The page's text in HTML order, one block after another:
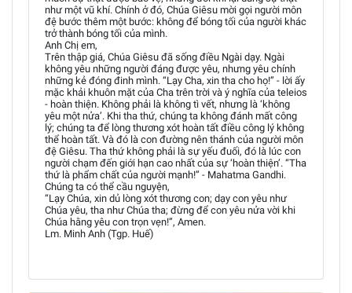
như một vũ khí. Chính ở đó, Chúa Giêsu mời gọi người môn
đệ bước thêm một bước: không để bóng tối của người khác
trở thành bóng tối của mình.
Anh Chị em,
Trên thập giá, Chúa Giêsu đã sống điều Ngài dạy. Ngài
không yêu những người đáng được yêu, nhưng yêu chính
những kẻ đóng đinh mình. “Lạy Cha, xin tha cho họ!” - lời ấy
mặc khải khuôn mặt của Cha trên trời và ý nghĩa của teleios
- hoàn thiện. Không phải là không tì vết, nhưng là ‘không
yêu một nửa’. Khi tha thứ, chúng ta không đánh mất công
lý; chúng ta để lòng thương xót hoàn tất điều công lý không
thể hoàn tất. Và đó là con đường nên thánh của người môn
đệ Giêsu. Tha thứ không phải là sự yếu đuối, đó là lúc con
người chạm đến giới hạn cao nhất của sự ‘hoàn thiện’. “Tha
thứ là phẩm chất của người mạnh!” - Mahatma Gandhi.
Chúng ta có thể cầu nguyện,
“Lạy Chúa, xin dủ lòng xót thương con; dạy con yêu như
Chúa yêu, tha như Chúa tha; đừng để con yêu nửa vời khi
Chúa hằng yêu con trọn vẹn!”, Amen.
Lm. Minh Anh (Tgp. Huế)